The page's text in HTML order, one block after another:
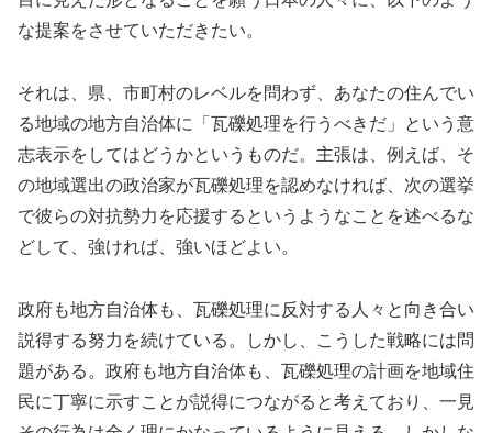
な提案をさせていただきたい。
それは、県、市町村のレベルを問わず、あなたの住んでい
る地域の地方自治体に「瓦礫処理を行うべきだ」という意
志表示をしてはどうかというものだ。主張は、例えば、そ
の地域選出の政治家が瓦礫処理を認めなければ、次の選挙
で彼らの対抗勢力を応援するというようなことを述べるな
どして、強ければ、強いほどよい。
政府も地方自治体も、瓦礫処理に反対する人々と向き合い
説得する努力を続けている。しかし、こうした戦略には問
題がある。政府も地方自治体も、瓦礫処理の計画を地域住
民に丁寧に示すことが説得につながると考えており、一見